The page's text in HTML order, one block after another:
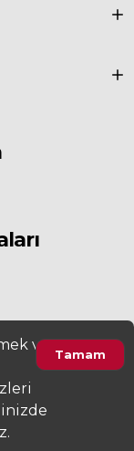
LTD. ŞTİ. Her
Sözleşmesi
Tamam
ve